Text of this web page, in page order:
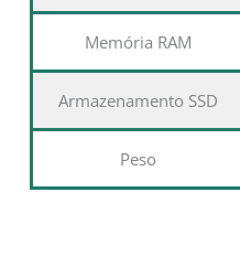
Memória RAM
Armazenamento SSD
Peso